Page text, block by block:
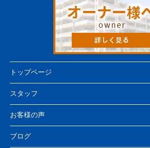
トップページ
スタッフ
お客様の声
ブログ